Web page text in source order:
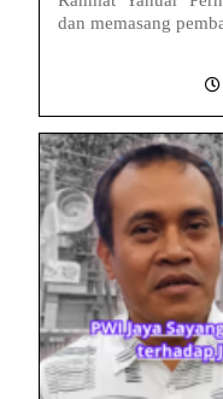
dan memasang